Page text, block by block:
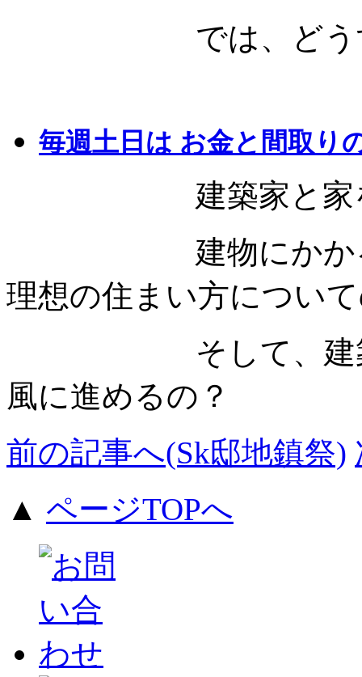
では、どうすれ
毎週土日は お金と間取り
建築家と家を建
建物にかかる資
理想の住まい方につい
そして、建築家
風に進めるの？
前の記事へ(Sk邸地鎮祭)
▲ ページTOPへ